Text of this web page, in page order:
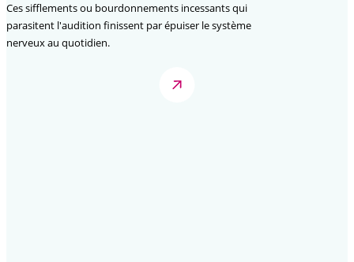
Ces sifflements ou bourdonnements incessants qui
parasitent l'audition finissent par épuiser le système
nerveux au quotidien.